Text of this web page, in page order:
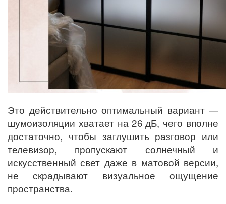
Это действительно оптимальный вариант —
шумоизоляции хватает на 26 дБ, чего вполне
достаточно, чтобы заглушить разговор или
телевизор, пропускают солнечный и
искусственный свет даже в матовой версии,
не скрадывают визуальное ощущение
пространства.